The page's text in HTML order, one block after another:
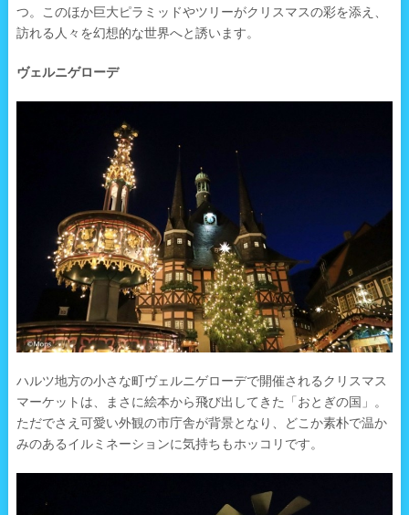
つ。このほか巨大ピラミッドやツリーがクリスマスの彩を添え、
訪れる人々を幻想的な世界へと誘います。
ヴェルニゲローデ
ハルツ地方の小さな町ヴェルニゲローデで開催されるクリスマス
マーケットは、まさに絵本から飛び出してきた「おとぎの国」。
ただでさえ可愛い外観の市庁舎が背景となり、どこか素朴で温か
みのあるイルミネーションに気持ちもホッコリです。